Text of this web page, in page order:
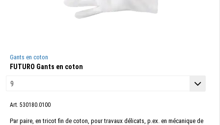
Gants en coton
FUTURO Gants en coton
Art. 530180.0100
Par paire, en tricot fin de coton, pour travaux délicats, p.ex. en mécanique de